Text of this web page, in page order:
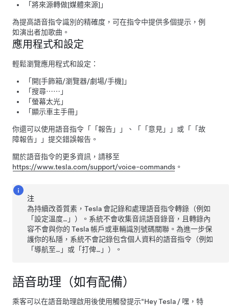
「將來源轉做[媒體來源]」
為提高語音指令識別的精確度，可在指令中提供多個提示，例
如演出者加歌曲。
應用程式和設定
輕鬆瀏覽應用程式和設定：
「開[手飾箱/瀏覽器/劇場/手機]」
「搜尋⋯⋯」
「螢幕太光」
「顯示車主手冊」
你還可以使用語音指令「 「報告」 」、「 「意見」 」或「
「故
障報告」
」提交錯誤報告。
關於語音指令的更多資訊，請移至
https://www.tesla.com/support/voice-commands 。
注
為持續改善質素，Tesla 會記錄和處理語音指令轉錄（例如
「設定溫度…」）。系統不會收集音訊語音錄音，且轉錄內
容不會與你的 Tesla 帳戶或車輛識別號碼關聯。為進一步保
護你的私隱，系統不會記錄包含個人資料的語音指令（例如
「導航至…」或「打俾…」）。
語音助理（如有配備）
乘客可以在語音助理啟用後使用觸發提示"Hey Tesla / 嘿，特